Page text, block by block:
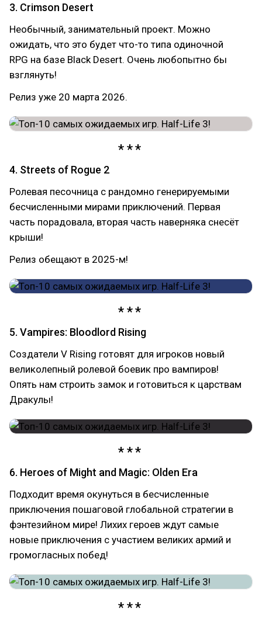
3. Crimson Desert
Необычный, занимательный проект. Можно
ожидать, что это будет что-то типа одиночной
RPG на базе Black Desert. Очень любопытно бы
взглянуть!
Релиз уже 20 марта 2026.
4. Streets of Rogue 2
Ролевая песочница с рандомно генерируемыми
бесчисленными мирами приключений. Первая
часть порадовала, вторая часть наверняка снесёт
крыши!
Релиз обещают в 2025-м!
5. Vampires: Bloodlord Rising
Создатели V Rising готовят для игроков новый
великолепный ролевой боевик про вампиров!
Опять нам строить замок и готовиться к царствам
Дракулы!
6. Heroes of Might and Magic: Olden Era
Подходит время окунуться в бесчисленные
приключения пошаговой глобальной стратегии в
фэнтезийном мире! Лихих героев ждут самые
новые приключения с участием великих армий и
громогласных побед!